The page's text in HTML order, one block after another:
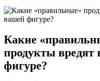
Какие
продукты вредят
фигуре?